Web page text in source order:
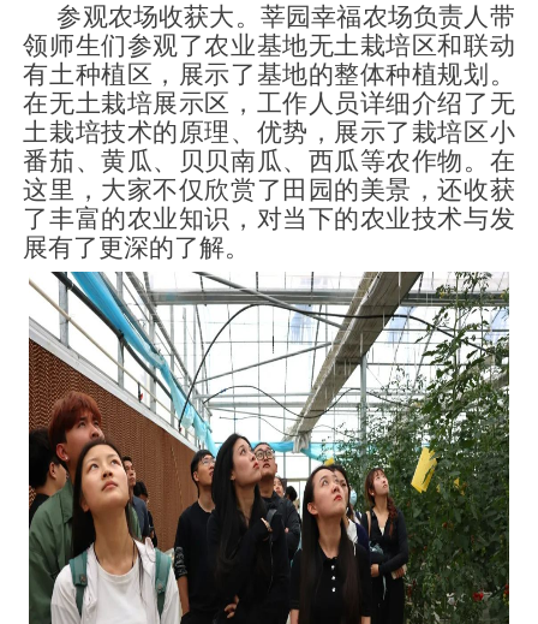
参观农场收获大。莘园幸福农场负责人带
领师生们参观了农业基地无土栽培区和联动
有土种植区，展示了基地的整体种植规划。
在无土栽培展示区，工作人员详细介绍了无
土栽培技术的原理、优势，展示了栽培区小
番茄、黄瓜、贝贝南瓜、西瓜等农作物。在
这里，大家不仅欣赏了田园的美景，还收获
了丰富的农业知识，对当下的农业技术与发
展有了更深的了解。